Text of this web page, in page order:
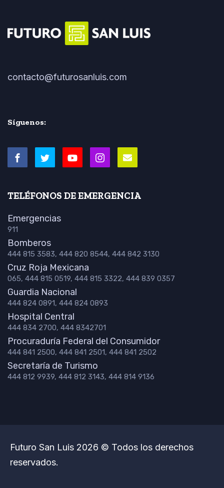
contacto@futurosanluis.com
Síguenos:
TELÉFONOS DE EMERGENCIA
Emergencias
911
Bomberos
444 815 3583, 444 820 8544, 444 842 3130
Cruz Roja Mexicana
065, 444 815 0519, 444 815 3322, 444 839 0357
Guardia Nacional
444 824 0891, 444 824 0893
Hospital Central
444 834 2700, 444 8342701
Procuraduría Federal del Consumidor
444 841 2500, 444 841 2501, 444 841 2502
Secretaría de Turismo
444 812 9939, 444 812 3143, 444 814 9136
Futuro San Luis 2026 © Todos los derechos
reservados.